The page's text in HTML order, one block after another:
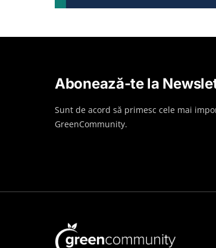
Abonează-te la
Sunt de acord să primesc cele mai
GreenCommunity.